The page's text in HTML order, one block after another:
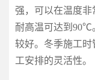
强，可以在温度非
耐高温可达到90℃
较好。冬季施工
工安排的灵活性。